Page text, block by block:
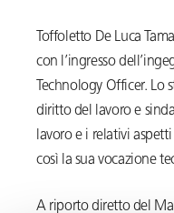
Toffoletto De Luca
con l’ingresso
Technology Officer. Lo
diritto del lavoro e
lavoro e i relativi
così la sua vocazione
A riporto diretto del